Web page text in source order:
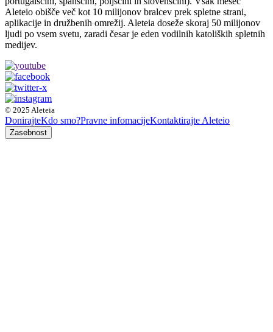
Aleteio obišče več kot 10 milijonov bralcev prek spletne strani,
aplikacije in družbenih omrežij. Aleteia doseže skoraj 50 milijonov
ljudi po vsem svetu, zaradi česar je eden vodilnih katoliških spletnih
medijev.
© 2025 Aleteia
DonirajteKdo smo?Pravne infomacijeKontaktirajte Aleteio
Zasebnost